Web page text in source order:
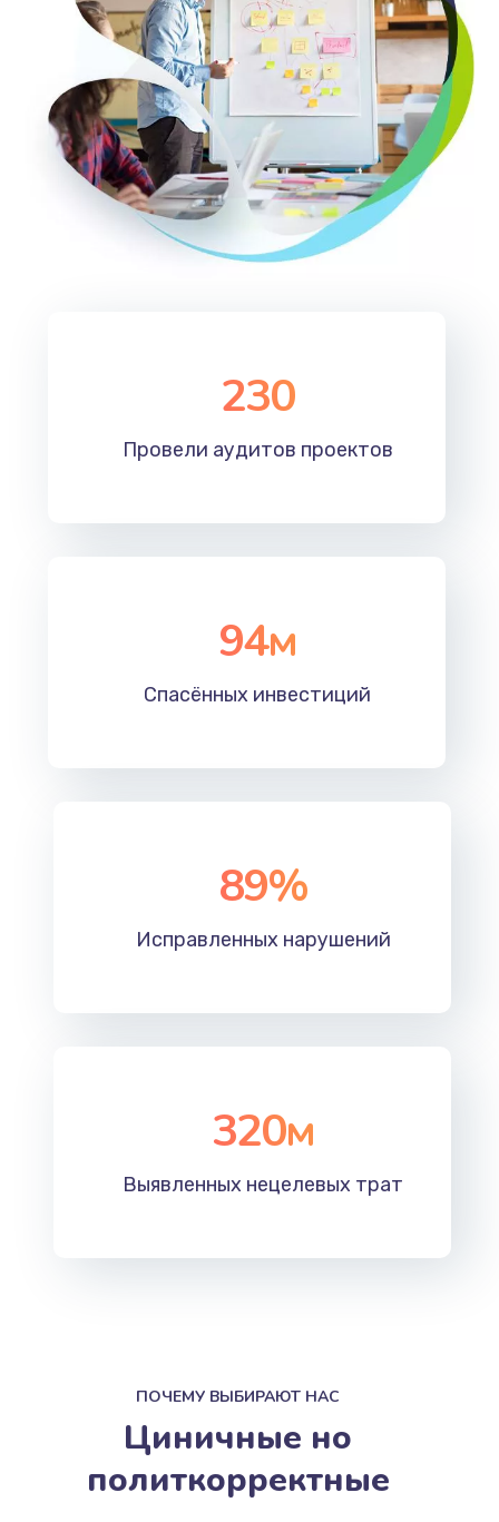
230
Провели аудитов проектов
94м
Спасённых инвестиций
89%
Исправленных нарушений
320м
Выявленных нецелевых трат
ПОЧЕМУ ВЫБИРАЮТ НАС
Циничные но
политкорректные